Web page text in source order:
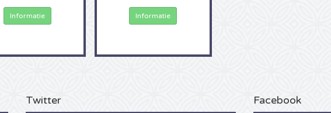
Informatie Informatie
Twitter Facebook